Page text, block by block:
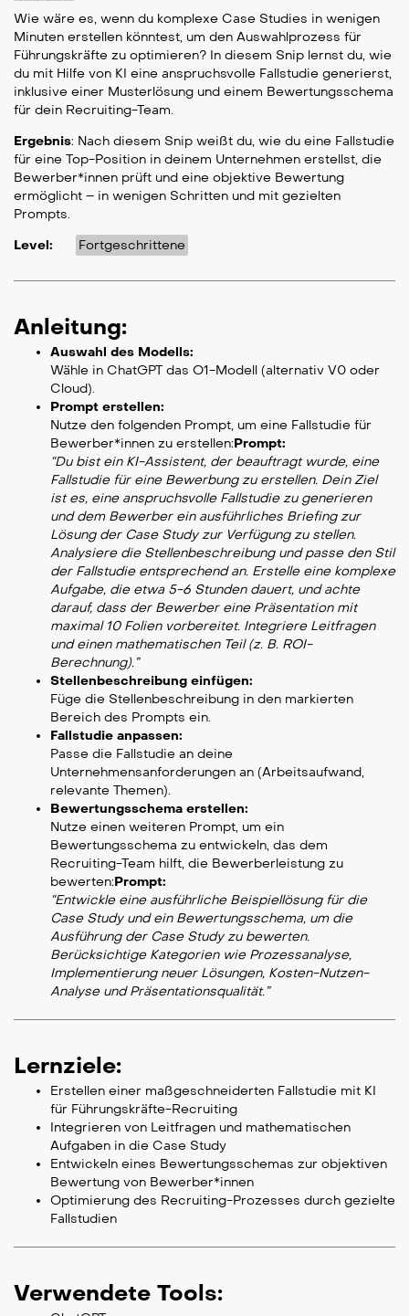
Wie wäre es, wenn du komplexe Case Studies in wenigen
Minuten erstellen könntest, um den Auswahlprozess für
Führungskräfte zu optimieren? In diesem Snip lernst du, wie
du mit Hilfe von KI eine anspruchsvolle Fallstudie generierst,
inklusive einer Musterlösung und einem Bewertungsschema
für dein Recruiting-Team.
Ergebnis: Nach diesem Snip weißt du, wie du eine Fallstudie
für eine Top-Position in deinem Unternehmen erstellst, die
Bewerber*innen prüft und eine objektive Bewertung
ermöglicht – in wenigen Schritten und mit gezielten
Prompts.
Level:
Fortgeschrittene
Anleitung:
Auswahl des Modells:
Wähle in ChatGPT das O1-Modell (alternativ V0 oder
Cloud).
Prompt erstellen:
Nutze den folgenden Prompt, um eine Fallstudie für
Bewerber*innen zu erstellen:Prompt:
“Du bist ein KI-Assistent, der beauftragt wurde, eine
Fallstudie für eine Bewerbung zu erstellen. Dein Ziel
ist es, eine anspruchsvolle Fallstudie zu generieren
und dem Bewerber ein ausführliches Briefing zur
Lösung der Case Study zur Verfügung zu stellen.
Analysiere die Stellenbeschreibung und passe den Stil
der Fallstudie entsprechend an. Erstelle eine komplexe
Aufgabe, die etwa 5-6 Stunden dauert, und achte
darauf, dass der Bewerber eine Präsentation mit
maximal 10 Folien vorbereitet. Integriere Leitfragen
und einen mathematischen Teil (z. B. ROI-
Berechnung).”
Stellenbeschreibung einfügen:
Füge die Stellenbeschreibung in den markierten
Bereich des Prompts ein.
Fallstudie anpassen:
Passe die Fallstudie an deine
Unternehmensanforderungen an (Arbeitsaufwand,
relevante Themen).
Bewertungsschema erstellen:
Nutze einen weiteren Prompt, um ein
Bewertungsschema zu entwickeln, das dem
Recruiting-Team hilft, die Bewerberleistung zu
bewerten:Prompt:
“Entwickle eine ausführliche Beispiellösung für die
Case Study und ein Bewertungsschema, um die
Ausführung der Case Study zu bewerten.
Berücksichtige Kategorien wie Prozessanalyse,
Implementierung neuer Lösungen, Kosten-Nutzen-
Analyse und Präsentationsqualität.”
Lernziele:
Erstellen einer maßgeschneiderten Fallstudie mit KI
für Führungskräfte-Recruiting
Integrieren von Leitfragen und mathematischen
Aufgaben in die Case Study
Entwickeln eines Bewertungsschemas zur objektiven
Bewertung von Bewerber*innen
Optimierung des Recruiting-Prozesses durch gezielte
Fallstudien
Verwendete Tools: